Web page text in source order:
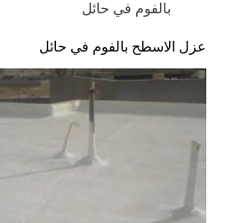
بالفوم في حائل
عزل الاسطح بالفوم في حائل